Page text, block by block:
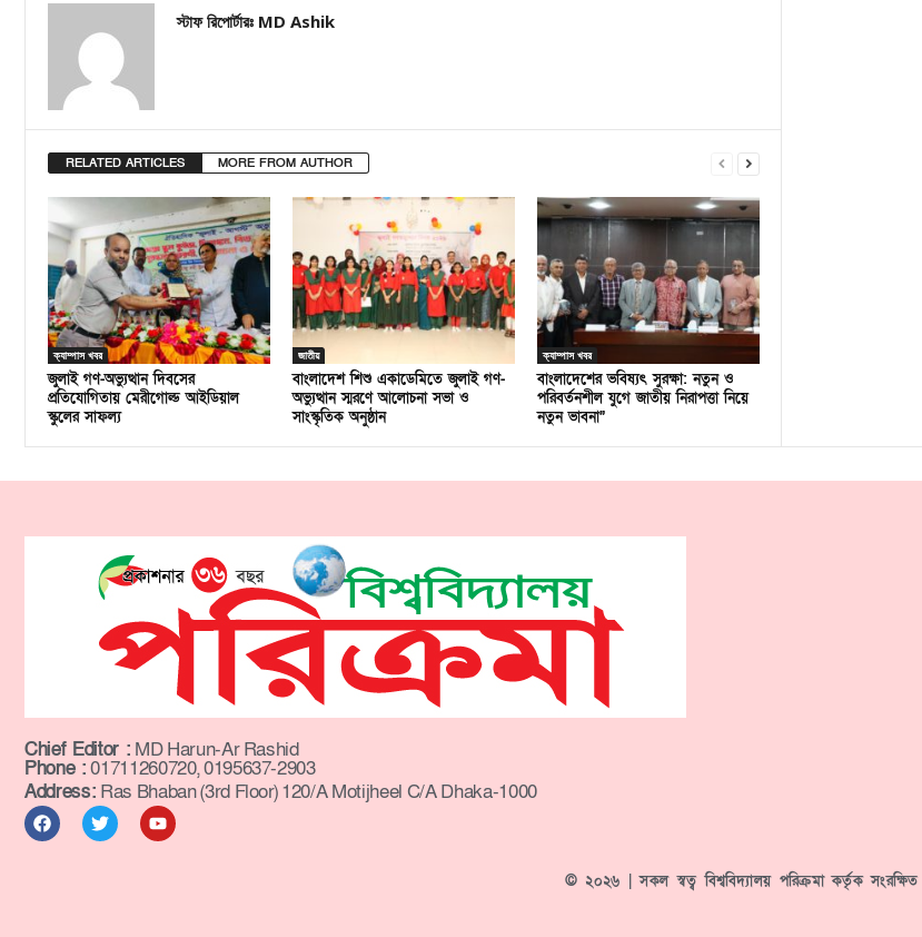
স্টাফ রিপোর্টারঃ MD Ashik
RELATED ARTICLES MORE FROM AUTHOR
ক্যাম্পাস খবর
জুলাই গণ-অভ্যুত্থান দিবসের
প্রতিযোগিতায় মেরীগোল্ড আইডিয়াল
স্কুলের সাফল্য
জাতীয়
বাংলাদেশ শিশু একাডেমিতে জুলাই গণ-
অভ্যুত্থান স্মরণে আলোচনা সভা ও
সাংস্কৃতিক অনুষ্ঠান
ক্যাম্পাস খবর
বাংলাদেশের ভবিষ্যৎ সুরক্ষা: নতুন ও
পরিবর্তনশীল যুগে জাতীয় নিরাপত্তা নিয়ে
নতুন ভাবনা”
Chief Editor : MD Harun-Ar Rashid
Phone :01711260720, 0195637-2903
Address: Ras Bhaban (3rd Floor) 120/A Motijheel C/A Dhaka-1000
© ২০২৬ | সকল স্বত্ব বিশ্ববিদ্যালয় পরিক্রমা কর্তৃক সংরক্ষিত |